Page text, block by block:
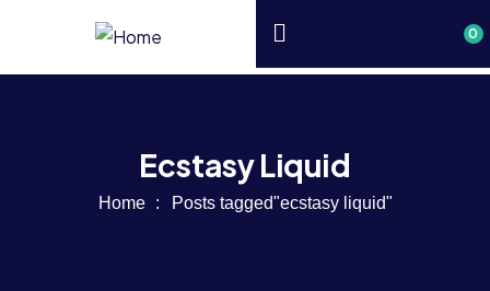
0
Ecstasy Liquid
Home Posts tagged"ecstasy liquid"